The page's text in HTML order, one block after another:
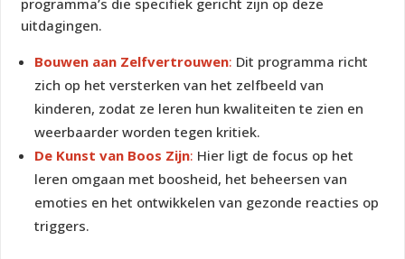
programma’s die specifiek gericht zijn op deze
uitdagingen.
Bouwen aan Zelfvertrouwen: Dit programma richt
zich op het versterken van het zelfbeeld van
kinderen, zodat ze leren hun kwaliteiten te zien en
weerbaarder worden tegen kritiek.
De Kunst van Boos Zijn: Hier ligt de focus op het
leren omgaan met boosheid, het beheersen van
emoties en het ontwikkelen van gezonde reacties op
triggers.